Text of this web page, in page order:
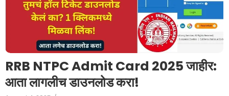
RRB NTPC Admit Card 2025 जाहीर:
आता लागलीच डाउनलोड करा!